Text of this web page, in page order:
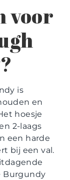
voor
is
en
hoesje
2-laags
een harde
bij een val.
Burgundy